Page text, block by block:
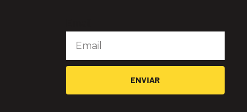
ENVIAR